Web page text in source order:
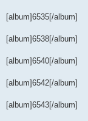
o
[album]6535[/album]
[album]6538[/album]
[album]6540[/album]
[album]6542[/album]
[album]6543[/album]